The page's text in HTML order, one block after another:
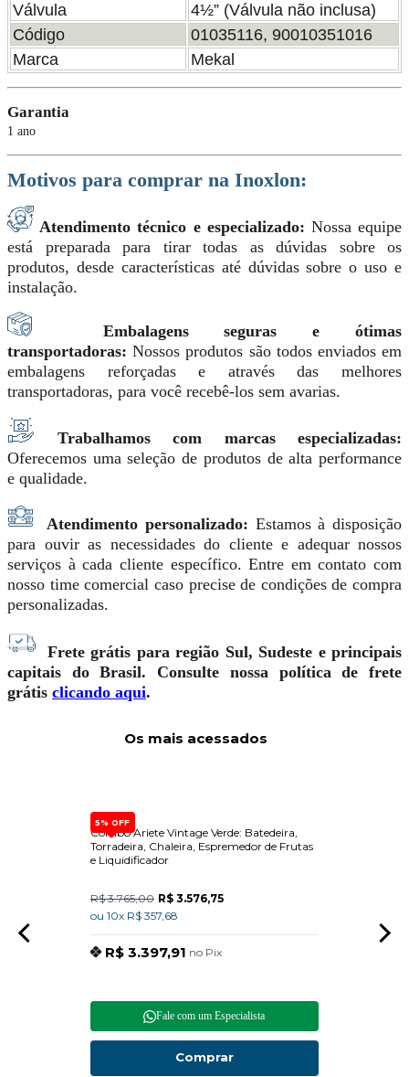
Válvula
4½” (Válvula não inclusa)
Código
01035116, 90010351016
Marca
Mekal
Garantia
1 ano
Motivos para comprar na Inoxlon:
Atendimento técnico e especializado: Nossa equipe
está preparada para tirar todas as dúvidas sobre os
produtos, desde características até dúvidas sobre o uso e
instalação.
Embalagens seguras e ótimas
transportadoras:Nossos produtos são todos enviados em
embalagens reforçadas e através das melhores
transportadoras, para você recebê-los sem avarias.
Trabalhamos com marcas especializadas:
Oferecemos uma seleção de produtos de alta performance
e qualidade.
Atendimento personalizado: Estamos à disposição
para ouvir as necessidades do cliente e adequar nossos
serviços à cada cliente específico. Entre em contato com
nosso time comercial caso precise de condições de compra
personalizadas.
Frete grátis para região Sul, Sudeste e principais
capitais do Brasil. Consulte nossa política de frete
grátis clicando aqui.
Os mais acessados
5% OFF
Combo Ariete Vintage Verde: Batedeira,
Torradeira, Chaleira, Espremedor de Frutas
e Liquidificador
R$ 3.765,00 R$ 3.576,75
ou 10x R$ 357,68
R$ 3.397,91 no Pix
Fale com um Especialista
Comprar